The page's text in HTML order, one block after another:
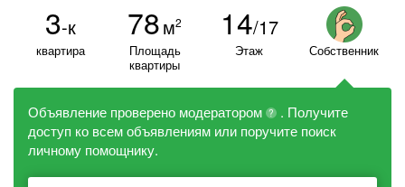
3-к
квартира
78м2
Площадь
квартиры
14/17
Этаж Собственник
Объявление проверено модератором ?
. Получите
доступ ко всем объявлениям или поручите поиск
личному помощнику.